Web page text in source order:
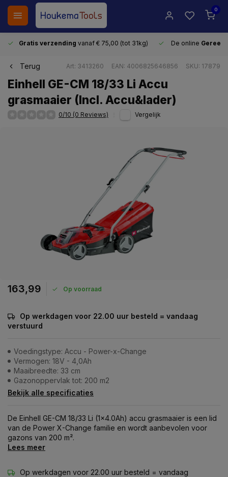
0
Gratis verzending vanaf € 75,00 (tot 31kg) De online
Terug Art: 3413260 EAN: 4006825646856 SKU: 17879
Einhell GE-CM 18/33 Li Accu
grasmaaier (Incl. Accu&lader)
0/10 (0 Reviews) Vergelijk
163,99 Op voorraad
Op werkdagen voor 22.00 uur besteld = vandaag
verstuurd
Voedingstype: Accu - Power-x-Change
Vermogen: 18V - 4,0Ah
Maaibreedte: 33 cm
Gazonoppervlak tot: 200 m2
Bekijk alle specificaties
De Einhell GE-CM 18/33 Li (1x4.0Ah) accu grasmaaier is een lid
van de Power X-Change familie en wordt aanbevolen voor
gazons van 200 m².
Lees meer
Op werkdagen voor 22.00 uur besteld = vandaag